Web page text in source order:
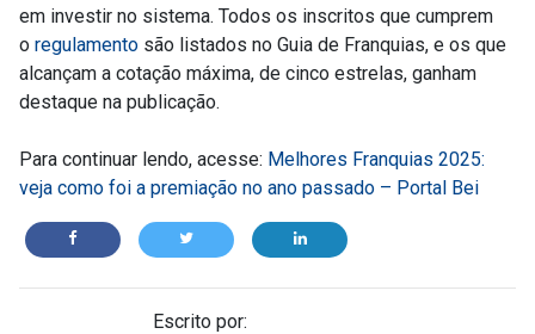
em investir no sistema. Todos os inscritos que cumprem
o regulamento são listados no Guia de Franquias, e os que
alcançam a cotação máxima, de cinco estrelas, ganham
destaque na publicação.
Para continuar lendo, acesse: Melhores Franquias 2025:
veja como foi a premiação no ano passado – Portal Bei
Escrito por: